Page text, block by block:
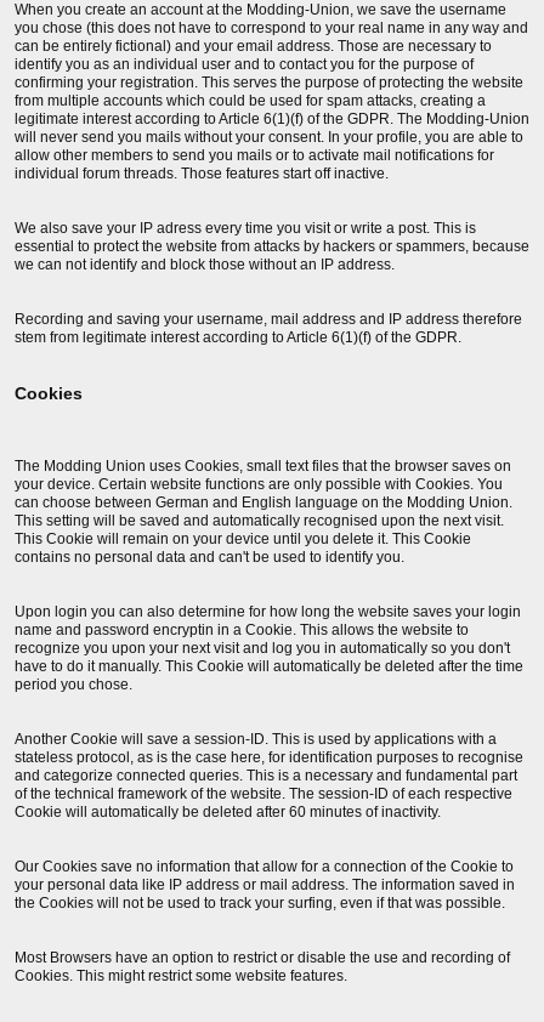
When you create an account at the Modding-Union, we save the username
you chose (this does not have to correspond to your real name in any way and
can be entirely fictional) and your email address. Those are necessary to
identify you as an individual user and to contact you for the purpose of
confirming your registration. This serves the purpose of protecting the website
from multiple accounts which could be used for spam attacks, creating a
legitimate interest according to Article 6(1)(f) of the GDPR. The Modding-Union
will never send you mails without your consent. In your profile, you are able to
allow other members to send you mails or to activate mail notifications for
individual forum threads. Those features start off inactive.
We also save your IP adress every time you visit or write a post. This is
essential to protect the website from attacks by hackers or spammers, because
we can not identify and block those without an IP address.
Recording and saving your username, mail address and IP address therefore
stem from legitimate interest according to Article 6(1)(f) of the GDPR.
Cookies
The Modding Union uses Cookies, small text files that the browser saves on
your device. Certain website functions are only possible with Cookies. You
can choose between German and English language on the Modding Union.
This setting will be saved and automatically recognised upon the next visit.
This Cookie will remain on your device until you delete it. This Cookie
contains no personal data and can't be used to identify you.
Upon login you can also determine for how long the website saves your login
name and password encryptin in a Cookie. This allows the website to
recognize you upon your next visit and log you in automatically so you don't
have to do it manually. This Cookie will automatically be deleted after the time
period you chose.
Another Cookie will save a session-ID. This is used by applications with a
stateless protocol, as is the case here, for identification purposes to recognise
and categorize connected queries. This is a necessary and fundamental part
of the technical framework of the website. The session-ID of each respective
Cookie will automatically be deleted after 60 minutes of inactivity.
Our Cookies save no information that allow for a connection of the Cookie to
your personal data like IP address or mail address. The information saved in
the Cookies will not be used to track your surfing, even if that was possible.
Most Browsers have an option to restrict or disable the use and recording of
Cookies. This might restrict some website features.